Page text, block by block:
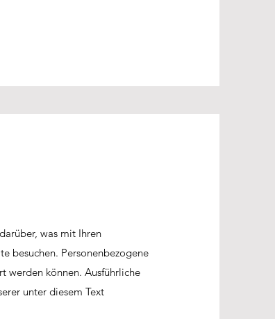
was mit Ihren
besuchen. Personenbezogene
werden können. Ausführliche
unter diesem Text